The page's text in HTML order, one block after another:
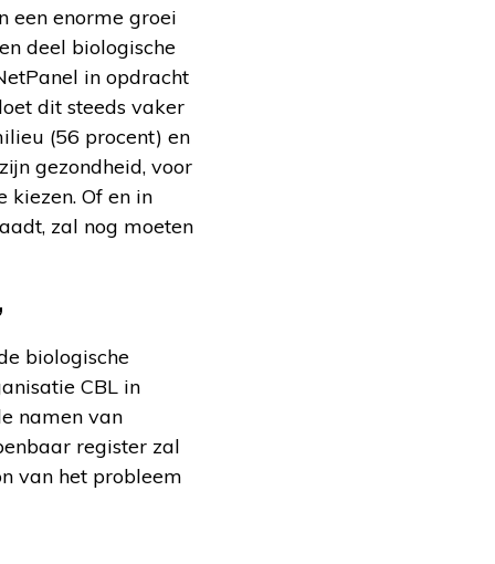
een enorme groei
deel biologische
in opdracht
dit steeds vaker
(56 procent) en
gezondheid, voor
kiezen. Of en in
zal nog moeten
biologische
CBL in
namen van
register zal
van het probleem